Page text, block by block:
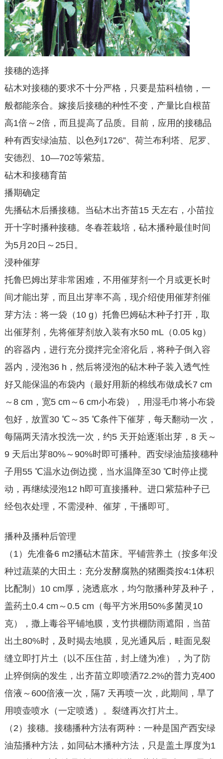
接穗的选择
砧木对接穗的要求不十分严格，只要是茄科植物，一
般都能亲合。嫁接后接穗的种性不变，产量比自根苗
高1倍～2倍，而且提高了品质。目前，应用的接穗品
种有西安绿油茄、以色列1726”、荷兰布利塔、尼罗、
安德烈、10—702等紫茄。
砧木和接穗育苗
播期确定
先播砧木后播接穗。当砧木出齐苗15 天左右，小苗拉
开十字时播种接穗。冬春茬栽培，砧木播种最佳时间
为5月20日～25日。
浸种催芽
托鲁巴姆出芽非常困难，不用催芽剂一个月或更长时
间才能出芽，而且出芽率不高，现介绍使用催芽剂催
芽方法：将一袋（10 g）托鲁巴姆砧木种子打开，取
出催芽剂，先将催芽剂放入装有水50 mL（0.05 kg）
的容器内，进行充分搅拌完全溶化后，将种子倒入容
器内，浸泡36 h，然后将浸泡的砧木种子装入透气性
好又能保温的布袋内（最好用新的棉线布做成长7 cm
～8 cm，宽5 cm～6 cm小布袋），用湿毛巾将小布袋
包好，放置30 ℃～35 ℃条件下催芽，每天翻动一次，
每隔两天清水投洗一次，约5 天开始逐渐出芽，8 天～
9 天后出芽80%～90%时即可播种。西安绿油茄接穗种
子用55 ℃温水边倒边搅，当水温降至30 ℃时停止搅
动，再继续浸泡12 h即可直接播种。进口紫茄种子已
经包衣处理，不需浸种、催芽，干播即可。
播种及播种后管理
（1）先准备6 m2播砧木苗床。平铺营养土（按多年没
种过蔬菜的大田土：充分发酵腐熟的猪圈粪按4:1体积
比配制）10 cm厚，浇透底水，均匀散播种芽及种子，
盖药土0.4 cm～0.5 cm（每平方米用50%多菌灵10
克），撒上毒谷平铺地膜，支竹拱棚防雨遮阳，当苗
出土80%时，及时揭去地膜，见光通风后，畦面见裂
缝立即打片土（以不压住苗，封上缝为准），为了防
止猝倒病的发生，出齐苗立即喷洒72.2%的普力克400
倍液～600倍液一次，隔7 天再喷一次，此期间，旱了
用喷壶喷水（一定喷透）。裂缝再次打片土。
（2）接穗。接穗播种方法有两种：一种是国产西安绿
油茄播种方法，如同砧木播种方法，只是盖土厚度为1